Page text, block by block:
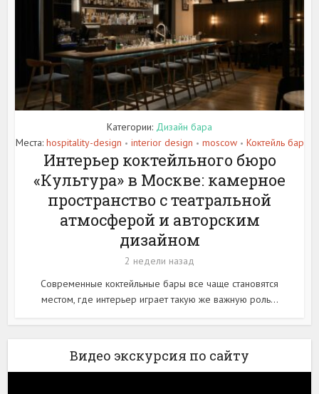
Категории: Дизайн бара
Места: hospitality-design • interior design • moscow • Коктейль бар
Интерьер коктейльного бюро
«Культура» в Москве: камерное
пространство с театральной
атмосферой и авторским
дизайном
2 недели назад
Современные коктейльные бары все чаще становятся
местом, где интерьер играет такую же важную роль...
Видео экскурсия по сайту